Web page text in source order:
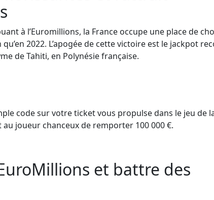
à l’Euromillions, la France occupe une place de
2022. L’apogée de cette victoire est le jackpot
de Tahiti, en Polynésie française.
code sur votre ticket vous propulse dans le jeu de
joueur chanceux de remporter 100 000 €.
et battre des